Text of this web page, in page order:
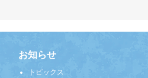
お知らせ
トピックス